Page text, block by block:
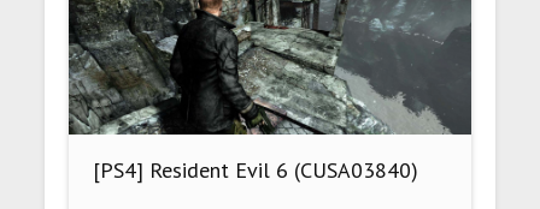
[PS4] Resident Evil 6 (CUSA03840)
[1.01]